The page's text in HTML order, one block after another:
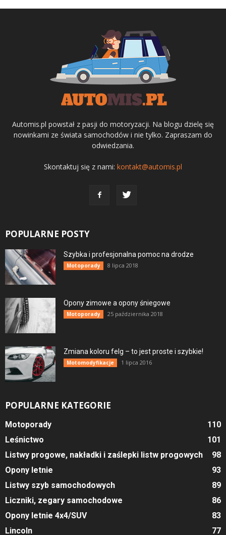
Automis.pl powstał z pasji do motoryzacji. Na blogu dzielę się
nowinkami ze świata samochodów i nie tylko. Zapraszam do
odwiedzania.
Skontaktuj się z nami: kontakt@automis.pl
POPULARNE POSTY
Szybka i profesjonalna pomoc na drodze
Motoporady 8 lipca 2018
Opony zimowe a opony śniegowe
Motoporady 25 października 2018
Zmiana koloru felg – to jest proste i szybkie!
Motomodyfikacje 1 lipca 2016
POPULARNE KATEGORIE
Motoporady
110
Leśnictwo
101
Listwy progowe, nakładki i zaślepki listw progowych
98
Opony letnie
93
Listwy szyb samochodowych
89
Liczniki, zegary samochodowe
86
Opony letnie 4x4/SUV
83
Lincoln
77